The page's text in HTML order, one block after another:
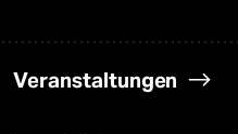
Veranstaltungen